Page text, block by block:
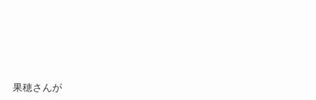
果穂さんが